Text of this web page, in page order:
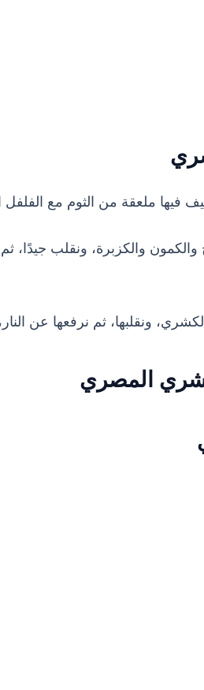
فيها ملعقة من الثوم مع
والكزبرة، ونقلب جيدًا،
ونقلبها، ثم نرفعها عن
المصري